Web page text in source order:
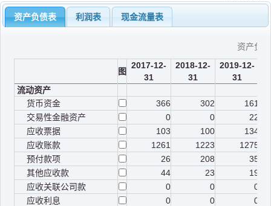
资产负债表 利润表 现金流量表
资产负
图
2017-12-
31
2018-12-
31
2019-12-
31
流动资产
货币资金
366 302
161
交易性金融资产
0 0
22
应收票据
103 100
134
应收账款
1261 1223
1275
预付款项
26 208
35
其他应收款
44 23
19
应收关联公司款
0 0
0
应收利息
0 0
0